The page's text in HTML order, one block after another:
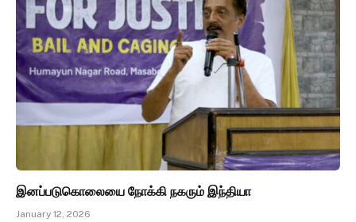
இனப்படுகொலையை நோக்கி நகரும் இந்தியா
January 12, 2026